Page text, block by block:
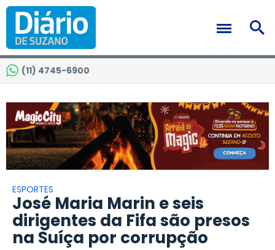
(11) 4745-6900
ESPORTES
José Maria Marin e seis
dirigentes da Fifa são presos
na Suíça por corrupção